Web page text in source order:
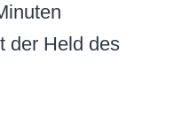
der Held des